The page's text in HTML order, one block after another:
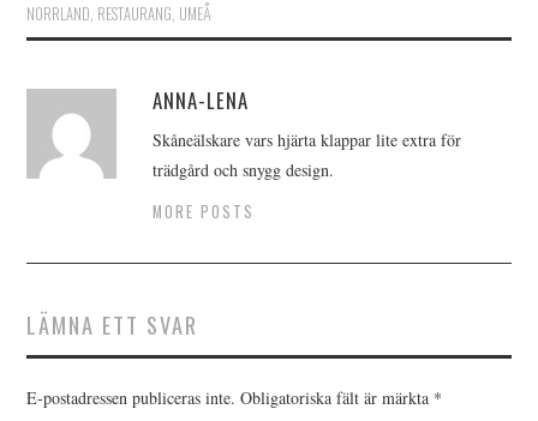
NORRLAND RESTAURANG UMEÅ
ANNA-LENA
Skåneälskare vars hjärta klappar lite extra för
trädgård och snygg design.
MORE POSTS
LÄMNA ETT SVAR
E-postadressen publiceras inte. Obligatoriska fält är märkta *